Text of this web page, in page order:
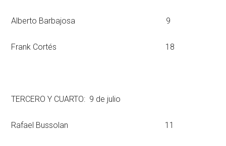
Alberto Barbajosa 9
Frank Cortés 18
TERCERO Y CUARTO: 9 de julio
Rafael Bussolan 11